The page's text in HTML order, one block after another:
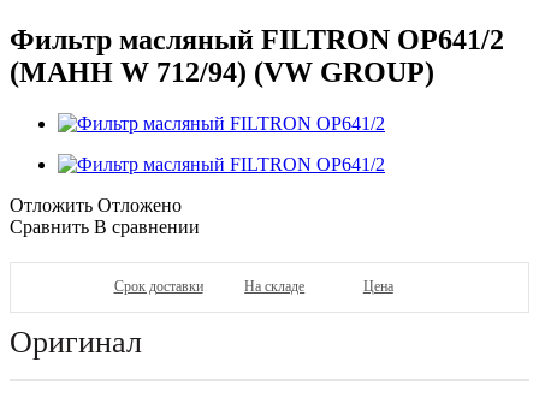
Фильтр масляный FILTRON OP641/2
(МАНН W 712/94) (VW GROUP)
Отложить Отложено
Сравнить В сравнении
Срок доставки На складе Цена
Оригинал